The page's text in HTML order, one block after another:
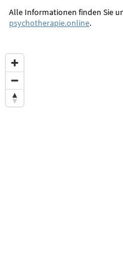
Alle Informationen finden Sie
psychotherapie.online.